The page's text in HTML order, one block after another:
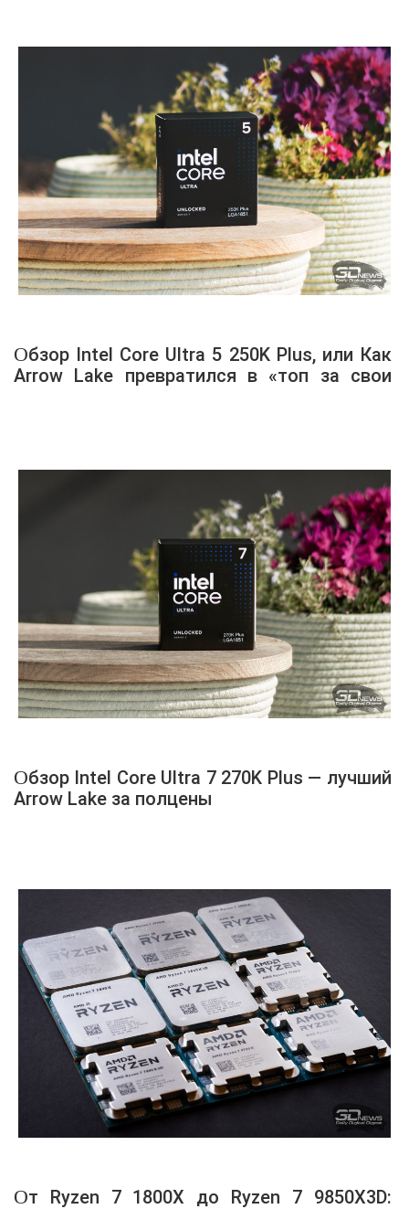
Обзор Intel Core Ultra 5 250K Plus, или Как
Arrow Lake превратился в «топ за свои
Обзор Intel Core Ultra 7 270K Plus — лучший
Arrow Lake за полцены
От Ryzen 7 1800X до Ryzen 7 9850X3D: